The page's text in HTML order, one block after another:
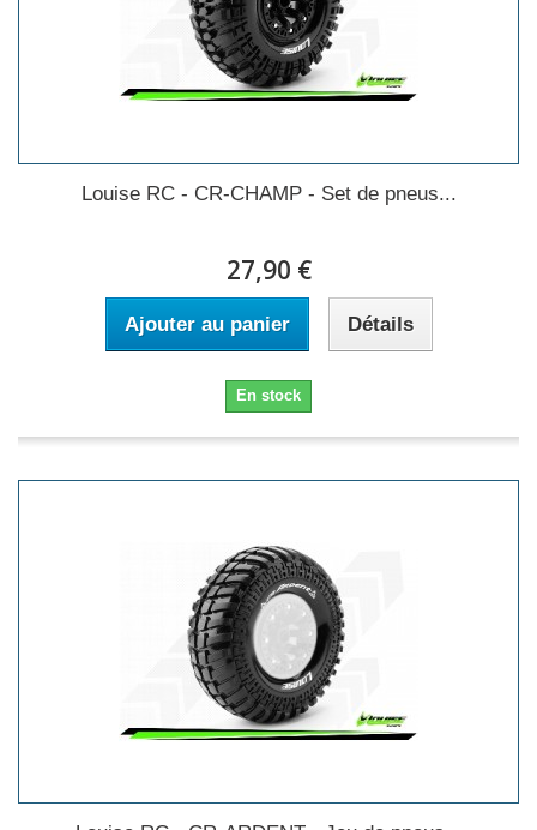
Louise RC - CR-CHAMP - Set de pneus...
27,90 €
Ajouter au panier Détails
En stock